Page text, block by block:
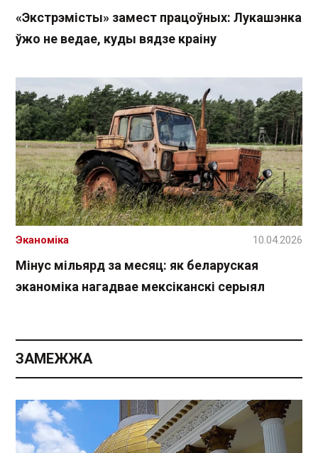
«Экстрэмісты» замест працоўных: Лукашэнка
ўжо не ведае, куды вядзе краіну
Мінус мільярд за месяц: як беларуская
эканоміка нагадвае мексіканскі серыял
Эканоміка 10.04.2026
ЗАМЕЖЖА